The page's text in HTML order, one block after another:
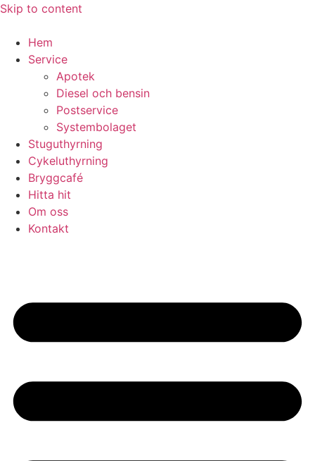
Skip to content
Hem
Service
Apotek
Diesel och bensin
Postservice
Systembolaget
Stuguthyrning
Cykeluthyrning
Bryggcafé
Hitta hit
Om oss
Kontakt